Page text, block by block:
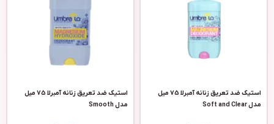
استیک ضد تعریق زنانه آمبرلا 75 میل
مدل Soft and Clear
استیک ضد تعریق زنانه آمبرلا 75 میل
مدل Smooth